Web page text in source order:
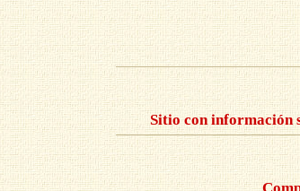
Sitio con información